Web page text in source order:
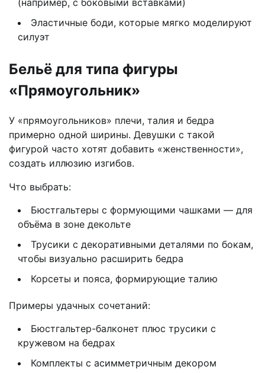
(например, с боковыми вставками)
Эластичные боди, которые мягко моделируют
силуэт
Бельё для типа фигуры
«Прямоугольник»
У «прямоугольников» плечи, талия и бедра
примерно одной ширины. Девушки с такой
фигурой часто хотят добавить «женственности»,
создать иллюзию изгибов.
Что выбрать:
Бюстгальтеры с формующими чашками — для
объёма в зоне декольте
Трусики с декоративными деталями по бокам,
чтобы визуально расширить бедра
Корсеты и пояса, формирующие талию
Примеры удачных сочетаний:
Бюстгальтер-балконет плюс трусики с
кружевом на бедрах
Комплекты с асимметричным декором